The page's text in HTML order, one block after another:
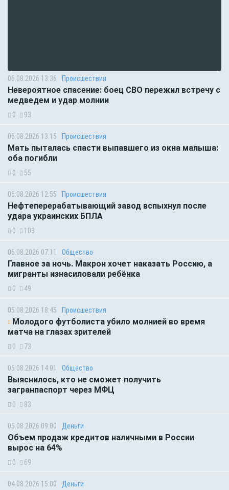
06.08.2026 13:36 Происшествия
Невероятное спасение: боец СВО пережил встречу с
медведем и удар молнии
0 93
06.08.2026 13:15 Происшествия
Мать пыталась спасти выпавшего из окна малыша:
оба погибли
0 55
06.08.2026 12:55 Происшествия
Нефтеперерабатывающий завод вспыхнул после
удара украинских БПЛА
0 103
06.08.2026 07:11 Общество
Главное за ночь. Макрон хочет наказать Россию, а
мигранты изнасиловали ребёнка
0 49
05.08.2026 18:45 Происшествия
Молодого футболиста убило молнией во время
матча на глазах зрителей
0 73
05.08.2026 14:01 Общество
Выяснилось, кто не сможет получить
загранпаспорт через МФЦ
0 83
05.08.2026 09:00 Деньги
Объем продаж кредитов наличными в России
вырос на 64%
0 69
04.08.2026 15:00 Деньги